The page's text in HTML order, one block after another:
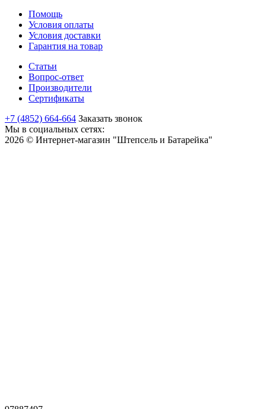
Помощь
Условия оплаты
Условия доставки
Гарантия на товар
Статьи
Вопрос-ответ
Производители
Сертификаты
+7 (4852) 664-664 Заказать звонок
Мы в социальных сетях:
2026 © Интернет-магазин "Штепсель и Батарейка"